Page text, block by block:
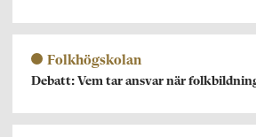
Folkhögskolan
Debatt: Vem tar ansvar när